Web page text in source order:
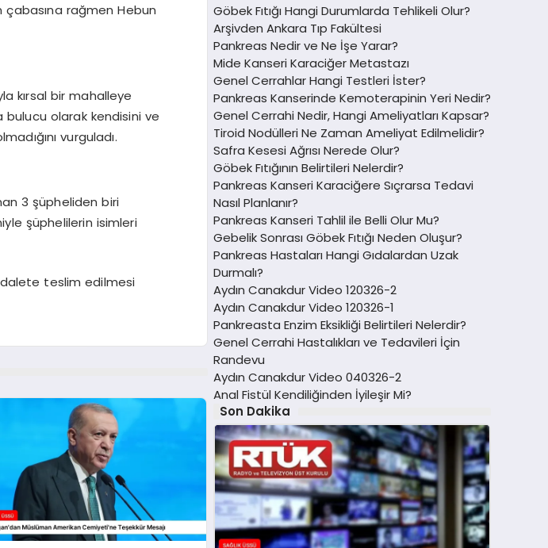
çabasına rağmen Hebun
kırsal bir mahalleye
bulucu olarak kendisini ve
vurguladı.
3 şüpheliden biri
şüphelilerin isimleri
teslim edilmesi
Göbek Fıtığı Hangi Durumlarda Tehlikeli Olur?
Arşivden Ankara Tıp Fakültesi
Pankreas Nedir ve Ne İşe Yarar?
Mide Kanseri Karaciğer Metastazı
Genel Cerrahlar Hangi Testleri İster?
Pankreas Kanserinde Kemoterapinin Yeri Nedir?
Genel Cerrahi Nedir, Hangi Ameliyatları Kapsar?
Tiroid Nodülleri Ne Zaman Ameliyat Edilmelidir?
Safra Kesesi Ağrısı Nerede Olur?
Göbek Fıtığının Belirtileri Nelerdir?
Pankreas Kanseri Karaciğere Sıçrarsa Tedavi
Nasıl Planlanır?
Pankreas Kanseri Tahlil ile Belli Olur Mu?
Gebelik Sonrası Göbek Fıtığı Neden Oluşur?
Pankreas Hastaları Hangi Gıdalardan Uzak
Durmalı?
Aydın Canakdur Video 120326-2
Aydın Canakdur Video 120326-1
Pankreasta Enzim Eksikliği Belirtileri Nelerdir?
Genel Cerrahi Hastalıkları ve Tedavileri İçin
Randevu
Aydın Canakdur Video 040326-2
Anal Fistül Kendiliğinden İyileşir Mi?
Son Dakika